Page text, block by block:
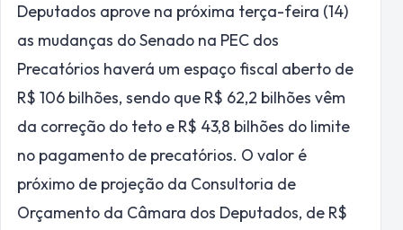
Deputados aprove na próxima terça-feira (14)
as mudanças do Senado na PEC dos
Precatórios haverá um espaço fiscal aberto de
R$ 106 bilhões, sendo que R$ 62,2 bilhões vêm
da correção do teto e R$ 43,8 bilhões do limite
no pagamento de precatórios. O valor é
próximo de projeção da Consultoria de
Orçamento da Câmara dos Deputados, de R$